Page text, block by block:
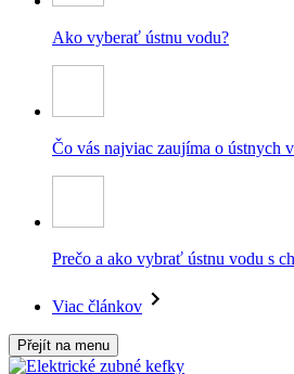
Ako vyberať ústnu vodu?
Čo vás najviac zaujíma o ústnych
Prečo a ako vybrať ústnu vodu s
Viac článkov
Přejít na menu